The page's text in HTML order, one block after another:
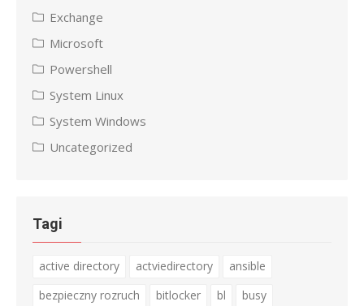
Exchange
Microsoft
Powershell
System Linux
System Windows
Uncategorized
Tagi
active directory actviedirectory
ansible
bezpieczny rozruch
bitlocker bl
busy